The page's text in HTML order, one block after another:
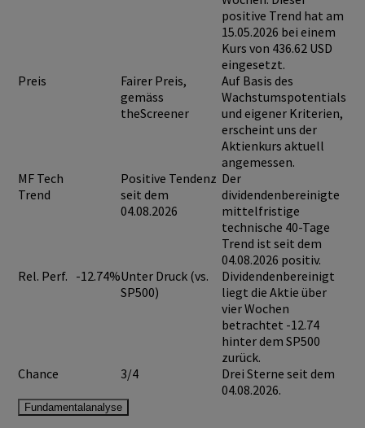
positive Trend hat am
15.05.2026 bei einem
Kurs von 436.62 USD
eingesetzt.
Preis
Fairer Preis,
gemäss
theScreener
Auf Basis des
Wachstumspotentials
und eigener Kriterien,
erscheint uns der
Aktienkurs aktuell
angemessen.
MF Tech
Trend
Positive Tendenz
seit dem
04.08.2026
Der
dividendenbereinigte
mittelfristige
technische 40-Tage
Trend ist seit dem
04.08.2026 positiv.
Rel. Perf. -12.74%Unter Druck (vs.
SP500)
Dividendenbereinigt
liegt die Aktie über
vier Wochen
betrachtet -12.74
hinter dem SP500
zurück.
Chance
3/4
Drei Sterne seit dem
04.08.2026.
Fundamentalanalyse